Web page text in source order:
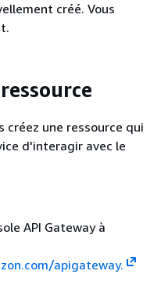
créé. Vous
créez une ressource qui
d'interagir avec le
API Gateway à
apigateway.